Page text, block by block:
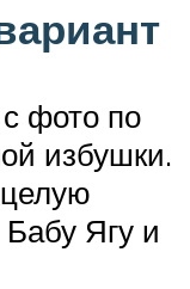
фото по
избушки.
Ягу и